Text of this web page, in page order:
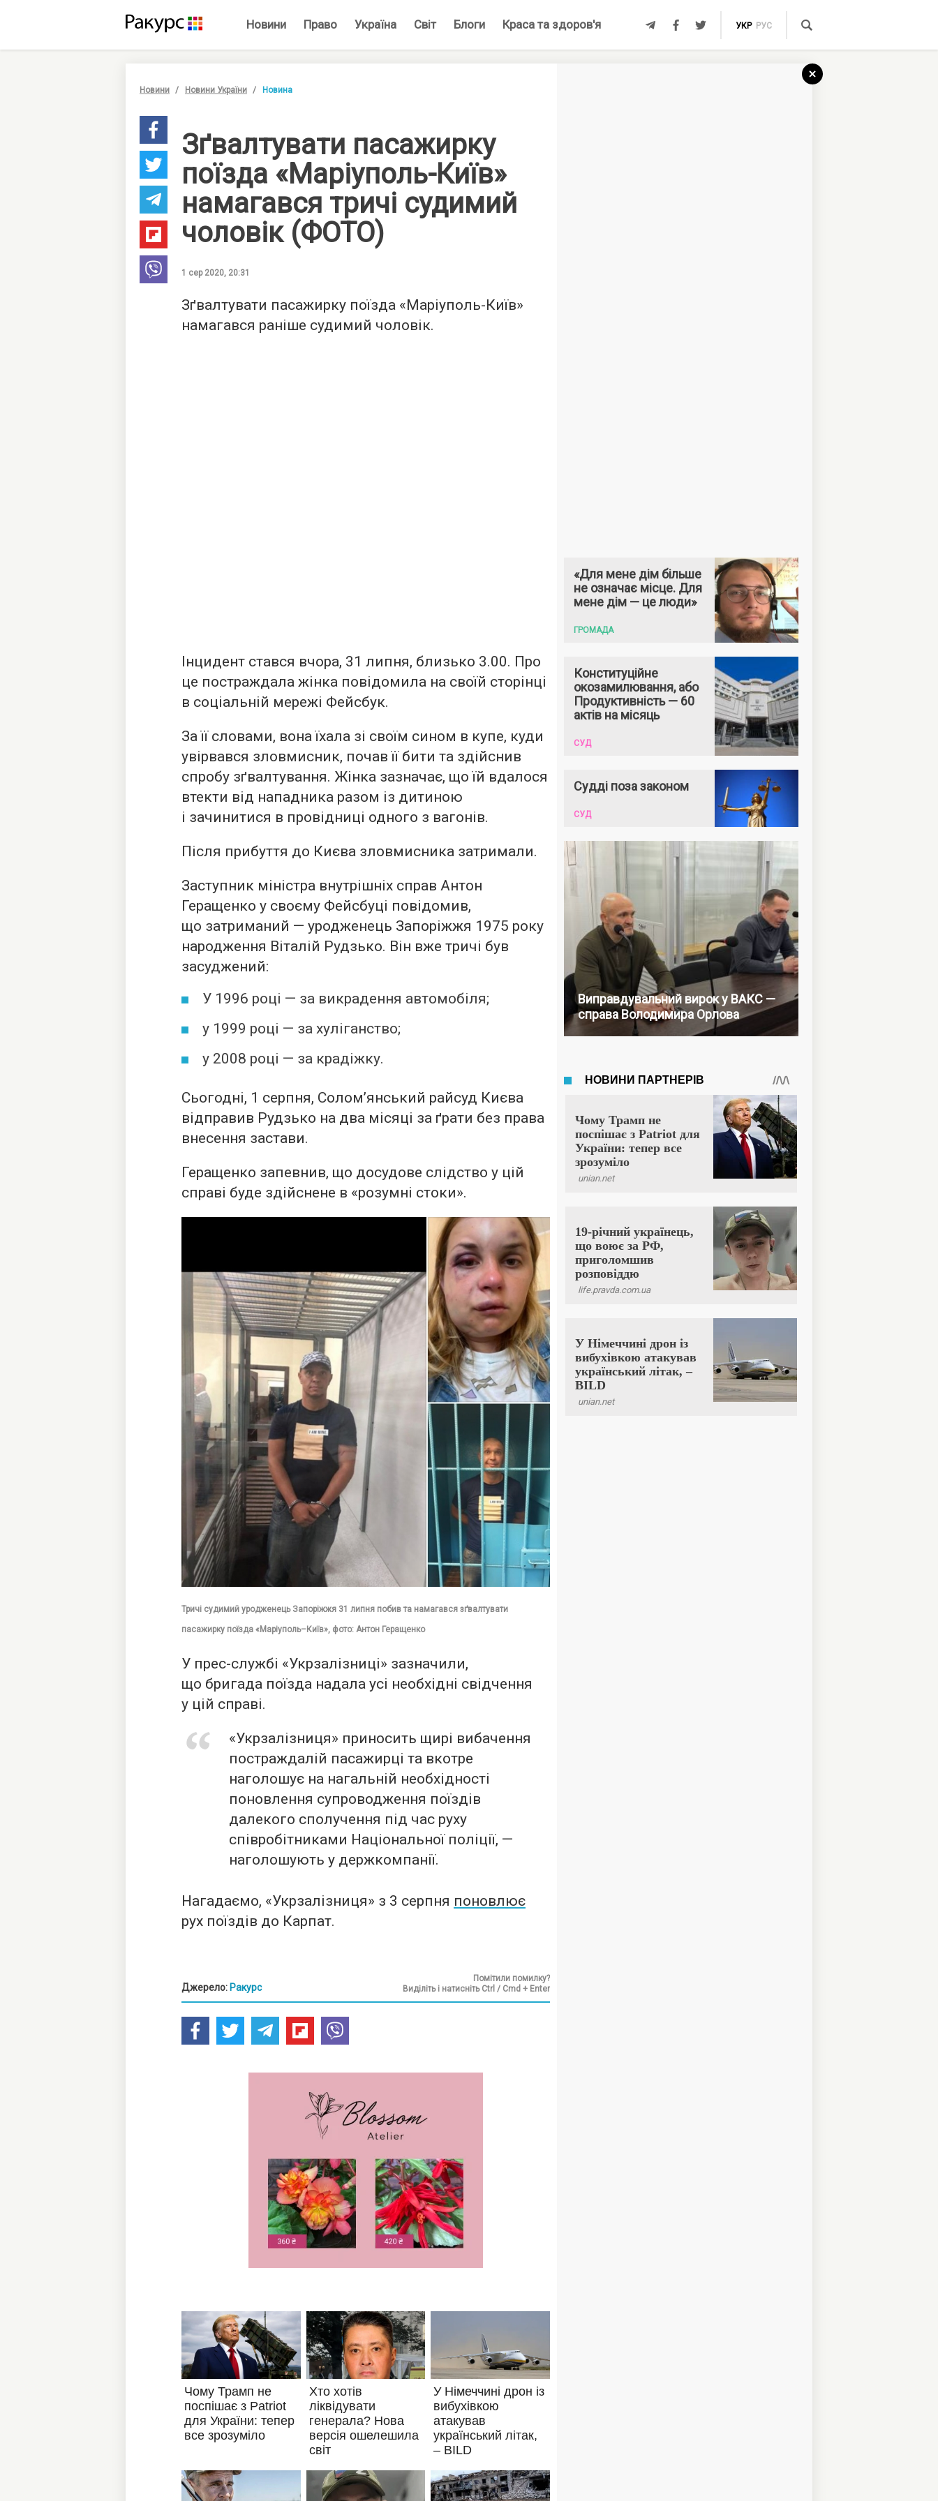
Новини Право Україна Світ Блоги Краса та здоров'я УКР РУС
Новини Новини України Новина
Зґвалтувати пасажирку
поїзда «Маріуполь-Київ»
намагався тричі судимий
чоловік (ФОТО)
1 сер 2020, 20:31
Зґвалтувати пасажирку поїзда «Маріуполь-Київ»
намагався раніше судимий чоловік.
Інцидент стався вчора, 31 липня, близько 3.00. Про
це постраждала жінка повідомила на своїй сторінці
в соціальній мережі Фейсбук.
За її словами, вона їхала зі своїм сином в купе, куди
увірвався зловмисник, почав її бити та здійснив
спробу зґвалтування. Жінка зазначає, що їй вдалося
втекти від нападника разом із дитиною
і зачинитися в провідниці одного з вагонів.
Після прибуття до Києва зловмисника затримали.
Заступник міністра внутрішніх справ Антон
Геращенко у своєму Фейсбуці повідомив,
що затриманий — уродженець Запоріжжя 1975 року
народження Віталій Рудзько. Він вже тричі був
засуджений:
У 1996 році — за викрадення автомобіля;
у 1999 році — за хуліганство;
у 2008 році — за крадіжку.
Сьогодні, 1 серпня, Солом’янський райсуд Києва
відправив Рудзько на два місяці за ґрати без права
внесення застави.
Геращенко запевнив, що досудове слідство у цій
справі буде здійснене в «розумні стоки».
Тричі судимий уродженець Запоріжжя 31 липня побив та намагався зґвалтувати
пасажирку поїзда «Маріуполь–Київ», фото: Антон Геращенко
У прес-службі «Укрзалізниці» зазначили,
що бригада поїзда надала усі необхідні свідчення
у цій справі.
«Укрзалізниця» приносить щирі вибачення
постраждалій пасажирці та вкотре
наголошує на нагальній необхідності
поновлення супроводження поїздів
далекого сполучення під час руху
співробітниками Національної поліції, —
наголошують у держкомпанії.
Нагадаємо, «Укрзалізниця» з 3 серпня поновлює
рух поїздів до Карпат.
Джерело: Ракурс
Помітили помилку?
Виділіть і натисніть Ctrl / Cmd + Enter
«Для мене дім більше
не означає місце. Для
мене дім — це люди»
ГРОМАДА
Конституційне
окозамилювання, або
Продуктивність — 60
актів на місяць
СУД
Судді поза законом
СУД
Виправдувальний вирок у ВАКС —
справа Володимира Орлова